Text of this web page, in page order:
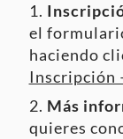
el
haciendo
Inscripción
Más
quieres